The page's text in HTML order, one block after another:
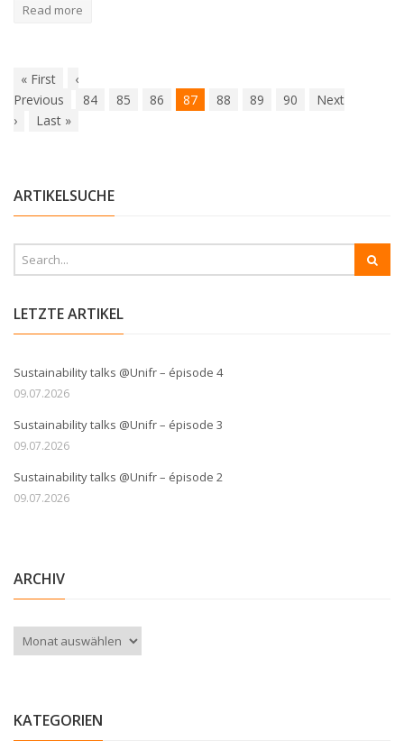
Read more
« First
‹
Previous
84 85 86 87 88 89 90
Next
›
Last »
ARTIKELSUCHE
LETZTE ARTIKEL
Sustainability talks @Unifr – épisode 4
09.07.2026
Sustainability talks @Unifr – épisode 3
09.07.2026
Sustainability talks @Unifr – épisode 2
09.07.2026
ARCHIV
Archiv
KATEGORIEN